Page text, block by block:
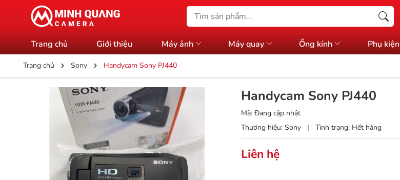
Trang chủ Giới thiệu Máy ảnh Máy quay Ống kính Phụ kiện
Trang chủ Sony Handycam Sony PJ440
Handycam Sony PJ440
Mã: Đang cập nhật
Thương hiệu: Sony | Tình trạng: Hết hàng
Liên hệ